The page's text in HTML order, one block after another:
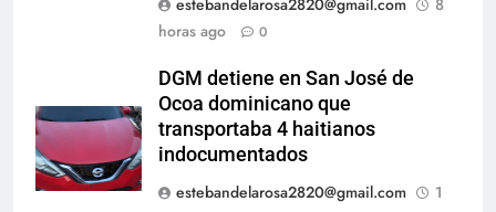
horas ago
0
DGM detiene en San José de
Ocoa dominicano que
transportaba 4 haitianos
indocumentados
estebandelarosa2820@gmail.com
1